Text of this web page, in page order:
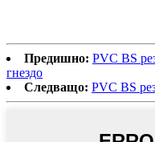
Предишно: PVC BS
гнездо
Следващо: PVC BS